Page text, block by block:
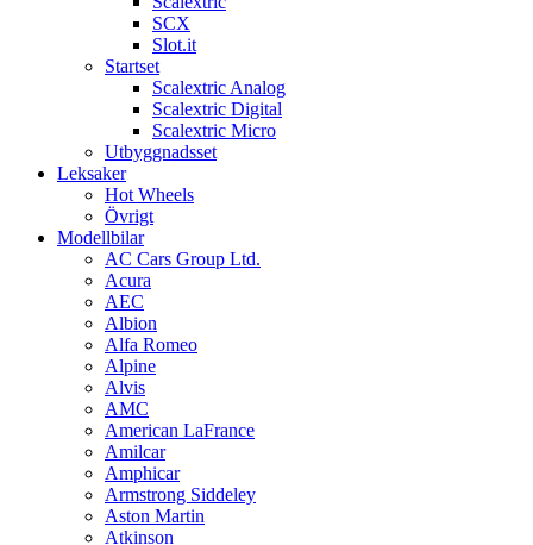
SCX
Slot.it
Startset
Scalextric Analog
Scalextric Digital
Scalextric Micro
Utbyggnadsset
Leksaker
Hot Wheels
Övrigt
Modellbilar
AC Cars Group Ltd.
Acura
AEC
Albion
Alfa Romeo
Alpine
Alvis
AMC
American LaFrance
Amilcar
Amphicar
Armstrong Siddeley
Aston Martin
Atkinson